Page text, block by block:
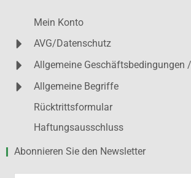
Mein Konto
AVG/Datenschutz
Allgemeine Geschäftsbedingungen
Allgemeine Begriffe
Rücktrittsformular
Haftungsausschluss
Abonnieren Sie den Newsletter